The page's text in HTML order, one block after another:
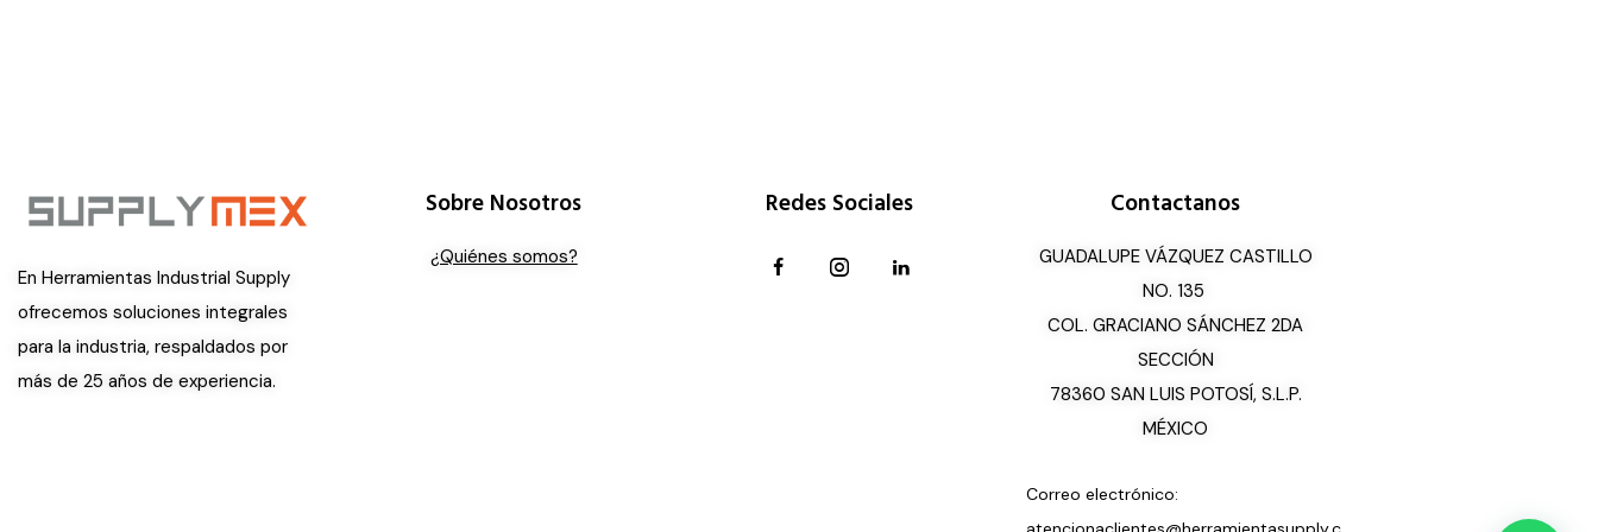
En Herramientas Industrial Supply
ofrecemos soluciones integrales
para la industria, respaldados por
más de 25 años de experiencia.
Sobre Nosotros
¿Quiénes somos?
Redes Sociales Contactanos
GUADALUPE VÁZQUEZ CASTILLO
NO. 135
COL. GRACIANO SÁNCHEZ 2DA
SECCIÓN
78360 SAN LUIS POTOSÍ, S.L.P.
MÉXICO
Correo electrónico: